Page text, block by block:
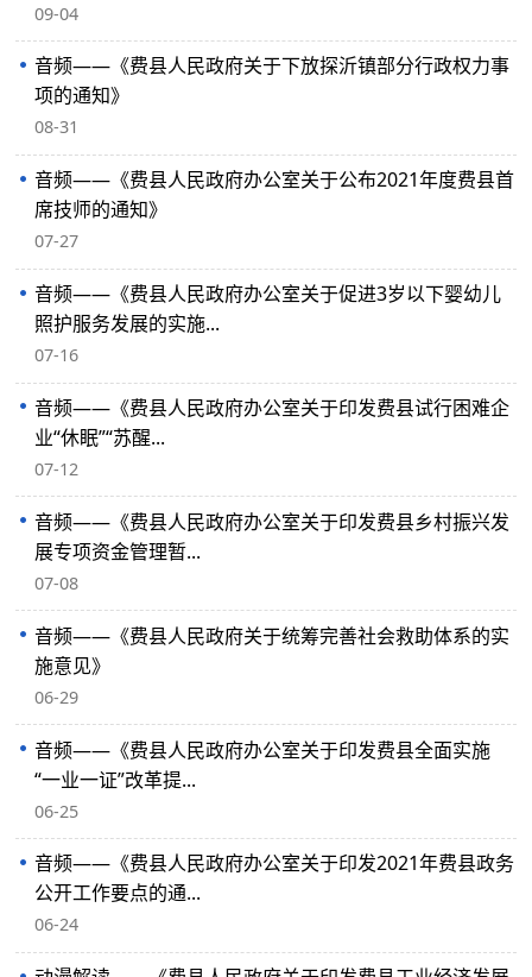
09-04
音频——《费县人民政府关于下放探沂镇部分行政权力事
项的通知》
08-31
音频——《费县人民政府办公室关于公布2021年度费县首
席技师的通知》
07-27
音频——《费县人民政府办公室关于促进3岁以下婴幼儿
照护服务发展的实施...
07-16
音频——《费县人民政府办公室关于印发费县试行困难企
业“休眠”“苏醒...
07-12
音频——《费县人民政府办公室关于印发费县乡村振兴发
展专项资金管理暂...
07-08
音频——《费县人民政府关于统筹完善社会救助体系的实
施意见》
06-29
音频——《费县人民政府办公室关于印发费县全面实施
“一业一证”改革提...
06-25
音频——《费县人民政府办公室关于印发2021年费县政务
公开工作要点的通...
06-24